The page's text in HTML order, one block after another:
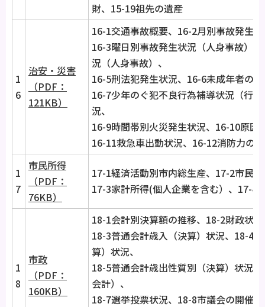
財、15-19祖先の遺産
1
6
治安・災害
（PDF：
121KB）
16-1交通事故概要、16-2月別事故発生
16-3曜日別事故発生状況（人身事故）
況（人身事故）、
16-5刑法犯発生状況、16-6未成年者の
16-7少年のぐ犯不良行為補導状況（行
況、
16-9時間帯別火災発生状況、16-10原因
16-11救急車出動状況、16-12消防力の
1
7
市民所得
（PDF：
76KB）
17-1経済活動別市内総生産、17-2市民
17-3家計所得(個人企業を含む）、17-4
1
8
市政
（PDF：
160KB）
18-1会計別決算額の推移、18-2財政状
18-3普通会計歳入（決算）状況、18-4
算）状況、
18-5普通会計歳出性質別（決算）状況
会計）、
18-7選挙投票状況、18-8市議会の開催